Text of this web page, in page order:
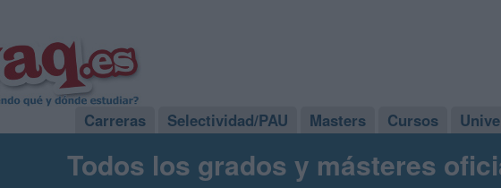
Carreras Selectividad/PAU Masters Cursos
Todos los grados y másteres